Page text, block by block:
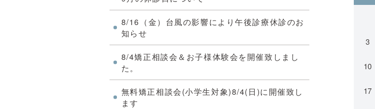
8/16（金）台風の影響により午後診療休診のお
知らせ
8/4矯正相談会＆お子様体験会を開催致しまし
た。
無料矯正相談会(小学生対象)8/4(日)に開催致し
ます
3
10
17